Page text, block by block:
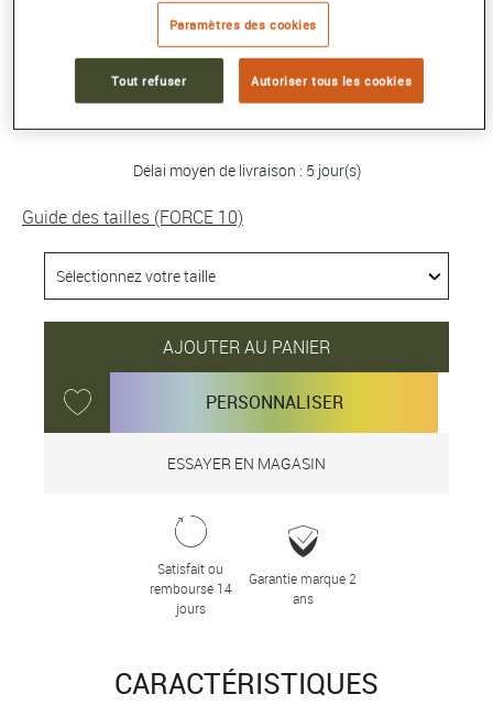
Référence :
0J0004-6B0220
Collection :FORCE 10
54 640 €
Délai moyen de livraison : 5 jour(s)
Guide des tailles (FORCE 10)
AJOUTER AU PANIER
PERSONNALISER
ESSAYER EN MAGASIN
Satisfait ou
remboursé 14
jours
Garantie marque 2
ans
CARACTÉRISTIQUES
Paramètres des cookies
Tout refuser Autoriser tous les cookies